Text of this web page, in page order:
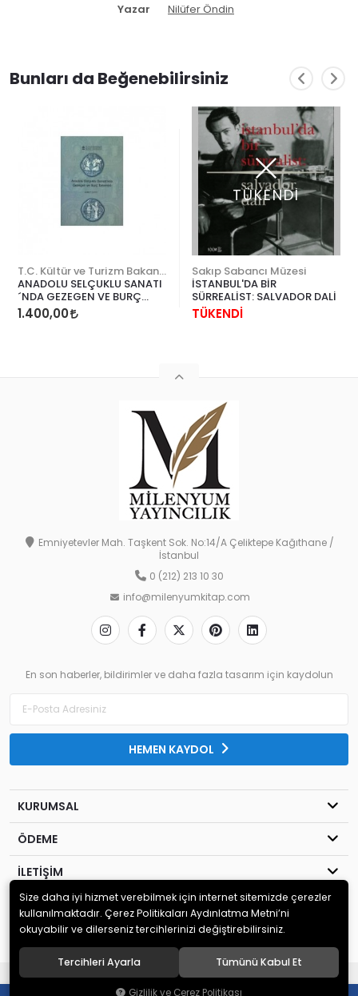
Yazar Nilüfer Öndin
Bunları da Beğenebilirsiniz
ANADOLU SELÇUKLU SANATI
´NDA GEZEGEN VE BURÇ
TASVİRLERİ
1.400,00
TÜKENDİ
Sakıp Sabancı Müzesi
İSTANBUL'DA BİR
SÜRREALİST: SALVADOR DALİ
TÜKENDİ
Emniyetevler Mah. Taşkent Sok. No:14/A Çeliktepe Kağıthane /
İstanbul
0 (212) 213 10 30
info@milenyumkitap.com
En son haberler, bildirimler ve daha fazla tasarım için kaydolun
HEMEN KAYDOL
KURUMSAL
ÖDEME
İLETİŞİM
© 2020MİLENYUM YAYINCILIK. Tüm hakları saklıdır.
Yeni Nesil E-Ticaret Sistemleri ile Hazırlanmıştır.
Size daha iyi hizmet verebilmek için internet sitemizde çerezler
kullanılmaktadır. Çerez Politikaları Aydınlatma Metni’ni
okuyabilir ve dilerseniz tercihlerinizi değiştirebilirsiniz.
Tercihleri Ayarla Tümünü Kabul Et
Gizlilik ve Çerez Politikası